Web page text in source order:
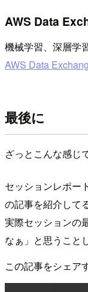
AWS Data
機械学習、深層学
AWS Data
最後に
ざっとこんな感じ
セッションレポー
の記事を紹介して
実際セッションの
なぁ」と思うこと
この記事をシェア